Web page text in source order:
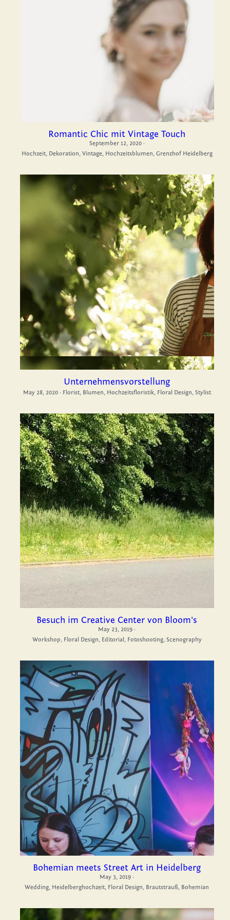
Romantic Chic mit Vintage Touch
September 12, 2020·
Hochzeit, Dekoration, Vintage, Hochzeitsblumen, Grenzhof Heidelberg
Unternehmensvorstellung
May 28, 2020· Florist, Blumen, Hochzeitsfloristik, Floral Design, Stylist
Besuch im Creative Center von Bloom's
May 23, 2019 ·
Workshop, Floral Design, Editorial, Fotoshooting, Scenography
Bohemian meets Street Art in Heidelberg
May 3, 2019 ·
Wedding, Heidelberghochzeit, Floral Design, Brautstrauß, Bohemian